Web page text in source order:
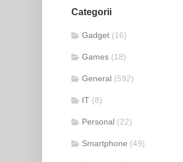
Categorii
Gadget (16)
Games (18)
General (592)
IT (8)
Personal (22)
Smartphone (49)